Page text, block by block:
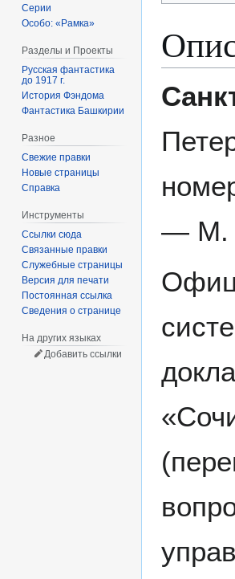
— М.
Серии
Особо: «Рамка»
Разделы и Проекты
Русская фантастика
до 1917 г.
История Фэндома
Фантастика Башкирии
Разное
Свежие правки
Новые страницы
Справка
Инструменты
Ссылки сюда
Связанные правки
Служебные страницы
Версия для печати
Постоянная ссылка
Сведения о странице
На других языках
Добавить ссылки